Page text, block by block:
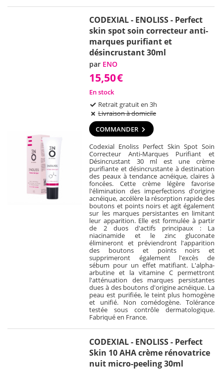
CODEXIAL - ENOLISS - Perfect
skin spot soin correcteur anti-
marques purifiant et
désincrustant 30ml
par ENO
15,50€
En stock
Retrait gratuit en 3h
Livraison à domicile
COMMANDER
Codexial Enoliss Perfect Skin Spot Soin
Correcteur Anti-Marques Purifiant et
Désincrustant 30 ml est une crème
purifiante et désincrustante à destination
des peaux à tendance acnéique, claires à
foncées. Cette crème légère favorise
l'élimination des imperfections d'origine
acnéique, accélère la résorption rapide des
boutons et points noirs et agit également
sur les marques persistantes en limitant
leur apparition. Elle est formulée à partir
de 2 duos d'actifs principaux : La
niacinamide et le zinc gluconate
élimineront et préviendront l'apparition
des boutons et points noirs et
supprimeront également l'excès de
sébum pour un effet matifiant. L'alpha-
arbutine et la vitamine C permettront
l'atténuation des marques persistantes
dues à des boutons d'origine acnéique. La
peau est purifiée, le teint plus homogène
et unifié. Non comédogène. Tolérance
testée sous contrôle dermatologique.
Fabriqué en France.
CODEXIAL - ENOLISS - Perfect
Skin 10 AHA crème rénovatrice
nuit micro-peeling 30ml